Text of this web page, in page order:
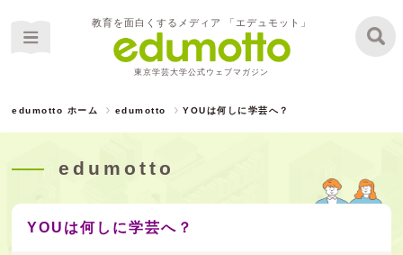
教育を面白くするメディア 「エデュモット」
東京学芸大学公式ウェブマガジン
edumotto ホーム edumotto YOUは何しに学芸へ？
edumotto
YOUは何しに学芸へ？